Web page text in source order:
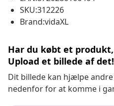
SKU:312226
Brand:vidaXL
Har du købt et
Upload et billede af det!
Dit billede kan hjælpe
nedenfor for at komme i